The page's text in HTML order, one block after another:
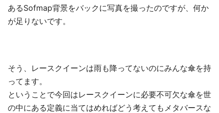
あるSofmap背景をバックに写真を撮ったのですが、何か
が足りないです。
そう、レースクイーンは雨も降ってないのにみんな傘を持
ってます。
ということで今回はレースクイーンに必要不可欠な傘を世
の中にある定義に当てはめればどう考えてもメタバースな